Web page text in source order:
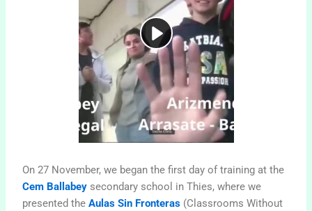
On 27 November, we began the first day of training at the
Cem Ballabey secondary school in Thies, where we
presented theAulas Sin Fronteras (Classrooms Without